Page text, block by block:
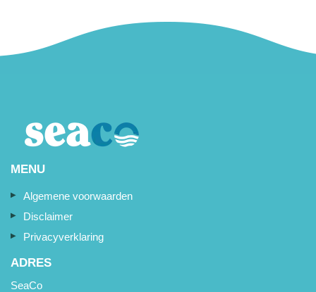
MENU
Algemene voorwaarden
Disclaimer
Privacyverklaring
ADRES
SeaCo